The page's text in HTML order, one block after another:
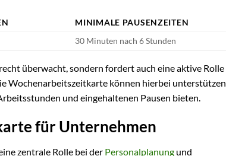
MINIMALE PAUSENZEITEN
30 Minuten nach 6 Stunden
überwacht, sondern fordert auch eine aktive Rolle
Wochenarbeitszeitkarte können hierbei unterstützen,
und eingehaltenen Pausen bieten.
für Unternehmen
zentrale Rolle bei der Personalplanung und